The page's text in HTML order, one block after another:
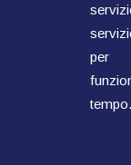
per
tempo.